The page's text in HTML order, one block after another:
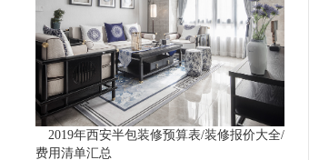
2019年西安半包装修预算表/装修报价大全/
费用清单汇总